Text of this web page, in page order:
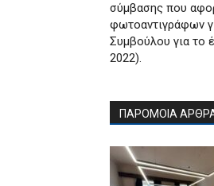
σύμβασης που
φωτοαντιγράφων
Συμβούλου για το
2022).
ΠΑΡΟΜΟΙΑ